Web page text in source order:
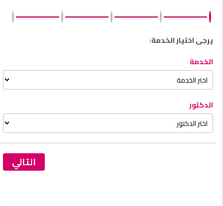
يرجى اختيار الخدمة:
الخدمة
الدكتور
التالي